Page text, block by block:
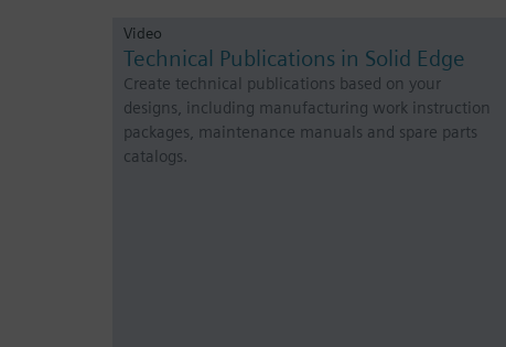
Video
Technical Publications in Solid Edge
Create technical publications based on your
designs, including manufacturing work instruction
packages, maintenance manuals and spare parts
catalogs.